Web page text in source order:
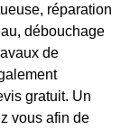
réparation
débouchage
de
gratuit. Un
vous afin de